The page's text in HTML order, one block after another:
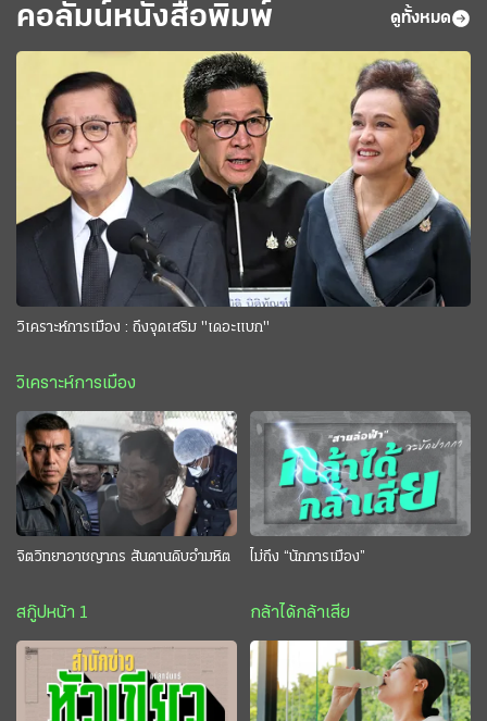
คอลัมน์หนังสือพิมพ์ ดูทั้งหมด
วิเคราะห์การเมือง : ถึงจุดเสริม "เดอะแบก"
วิเคราะห์การเมือง
จิตวิทยาอาชญากร สันดานดิบอำมหิต
สกู๊ปหน้า 1
ไม่ถึง “นักการเมือง”
กล้าได้กล้าเสีย